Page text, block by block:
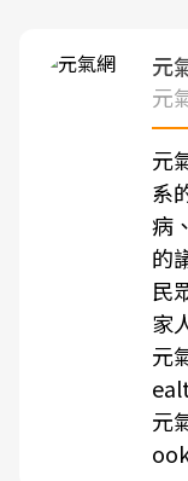
元
元
元
系
病
的
民
家
元
元